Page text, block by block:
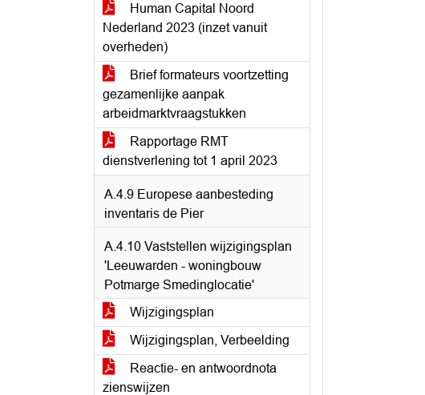
Human Capital Noord
Nederland 2023 (inzet vanuit
overheden)
Brief formateurs voortzetting
gezamenlijke aanpak
arbeidmarktvraagstukken
Rapportage RMT
dienstverlening tot 1 april 2023
A.4.9 Europese aanbesteding
inventaris de Pier
A.4.10 Vaststellen wijzigingsplan
'Leeuwarden - woningbouw
Potmarge Smedinglocatie'
Wijzigingsplan
Wijzigingsplan, Verbeelding
Reactie- en antwoordnota
zienswijzen